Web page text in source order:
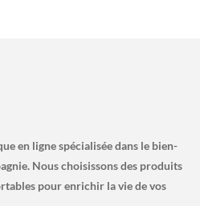
en ligne spécialisée dans le bien-
Nous choisissons des produits
pour enrichir la vie de vos